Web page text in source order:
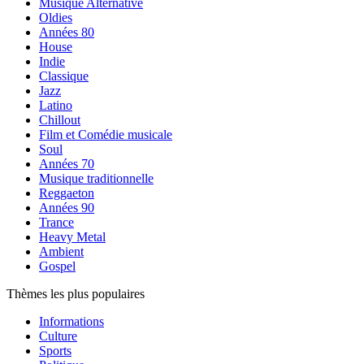
Musique Alternative
Oldies
Années 80
House
Indie
Classique
Jazz
Latino
Chillout
Film et Comédie musicale
Soul
Années 70
Musique traditionnelle
Reggaeton
Années 90
Trance
Heavy Metal
Ambient
Gospel
Thèmes les plus populaires
Informations
Culture
Sports